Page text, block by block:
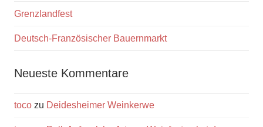
Grenzlandfest
Deutsch-Französischer Bauernmarkt
Neueste Kommentare
toco zu Deidesheimer Weinkerwe